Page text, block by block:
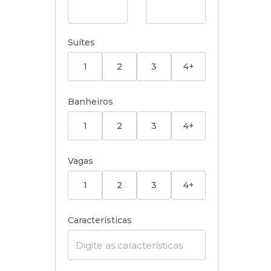
Suítes
1 2 3 4+
Banheiros
1 2 3 4+
Vagas
1 2 3 4+
Características